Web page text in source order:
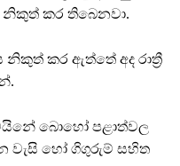
නිකුත් කර තිබෙනවා.
කර ඇත්තේ අද රාත්‍රී
බොහෝ පළාත්වල
වැසි හෝ ගිගුරුම් සහිත